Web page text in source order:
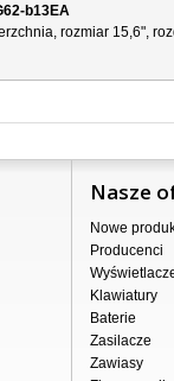
b13EA
rozmiar 15,6",
Nasze
Nowe
Producenci
Klawiatury
Baterie
Zasilacze
Zawiasy